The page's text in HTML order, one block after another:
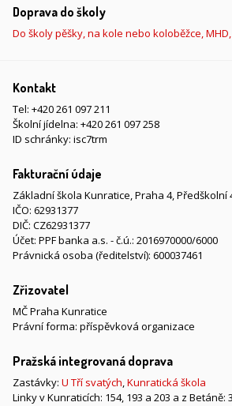
Doprava do školy
Do školy pěšky, na kole nebo koloběžce,
Kontakt
Tel: +420 261 097 211
Školní jídelna: +420 261 097 258
ID schránky: isc7trm
Fakturační údaje
Základní škola Kunratice, Praha 4, Předškolní
IČO: 62931377
DIČ: CZ62931377
Účet: PPF banka a.s. - č.ú.: 2016970000/6000
Právnická osoba (ředitelství): 600037461
Zřizovatel
MČ Praha Kunratice
Právní forma: příspěvková organizace
Pražská integrovaná doprava
Zastávky: U Tří svatých,Kunratická škola
Linky v Kunraticích: 154, 193 a 203 a z Betáně: